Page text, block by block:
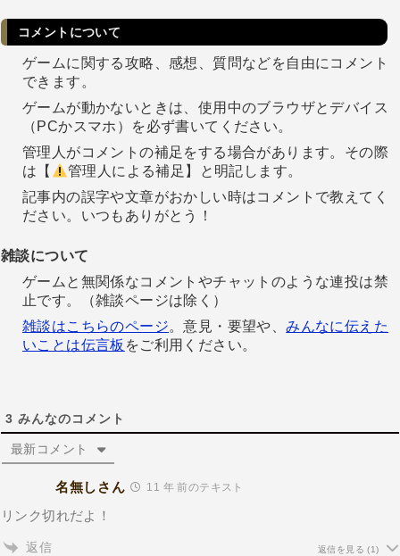
コメントについて
ゲームに関する攻略、感想、質問などを自由にコメント
できます。
ゲームが動かないときは、使用中のブラウザとデバイス
（PCかスマホ）を必ず書いてください。
管理人がコメントの補足をする場合があります。その際
は【
管理人による補足】と明記します。
記事内の誤字や文章がおかしい時はコメントで教えてく
ださい。いつもありがとう！
雑談について
ゲームと無関係なコメントやチャットのような連投は禁
止です。（雑談ページは除く）
雑談はこちらのページ。意見・要望や、みんなに伝えた
いことは伝言板 をご利用ください。
3 みんなのコメント
最新コメント
名無しさん 11 年 前のテキスト
リンク切れだよ！
返信 返信を見る (1)